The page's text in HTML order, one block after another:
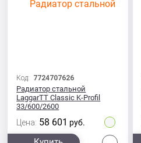
Код: 7724707626
Радиатор стальной
LaggarTT Classic K-Profil
33/600/2600
Цена: 58 601 руб.